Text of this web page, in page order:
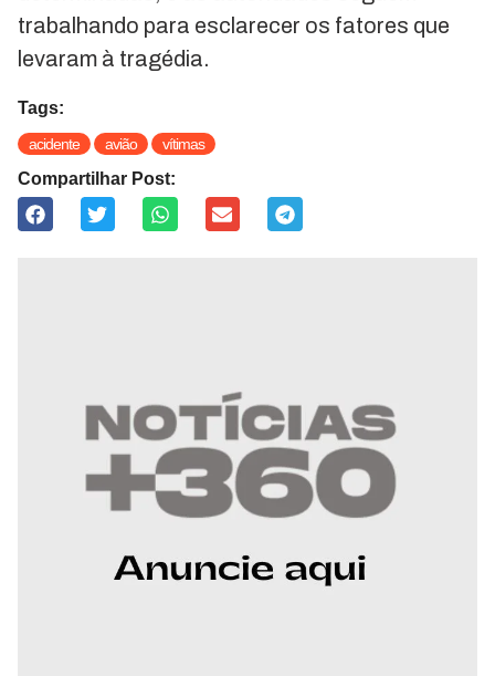
trabalhando para esclarecer os fatores que
levaram à tragédia.
Tags:
acidente avião vítimas
Compartilhar Post: